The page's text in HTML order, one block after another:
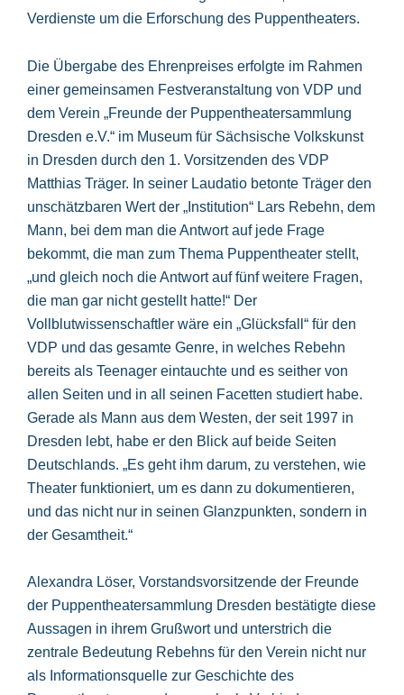
Verdienste um die Erforschung des Puppentheaters.
Die Übergabe des Ehrenpreises erfolgte im Rahmen
einer gemeinsamen Festveranstaltung von VDP und
dem Verein „Freunde der Puppentheatersammlung
Dresden e.V.“ im Museum für Sächsische Volkskunst
in Dresden durch den 1. Vorsitzenden des VDP
Matthias Träger. In seiner Laudatio betonte Träger den
unschätzbaren Wert der „Institution“ Lars Rebehn, dem
Mann, bei dem man die Antwort auf jede Frage
bekommt, die man zum Thema Puppentheater stellt,
„und gleich noch die Antwort auf fünf weitere Fragen,
die man gar nicht gestellt hatte!“ Der
Vollblutwissenschaftler wäre ein „Glücksfall“ für den
VDP und das gesamte Genre, in welches Rebehn
bereits als Teenager eintauchte und es seither von
allen Seiten und in all seinen Facetten studiert habe.
Gerade als Mann aus dem Westen, der seit 1997 in
Dresden lebt, habe er den Blick auf beide Seiten
Deutschlands. „Es geht ihm darum, zu verstehen, wie
Theater funktioniert, um es dann zu dokumentieren,
und das nicht nur in seinen Glanzpunkten, sondern in
der Gesamtheit.“
Alexandra Löser, Vorstandsvorsitzende der Freunde
der Puppentheatersammlung Dresden bestätigte diese
Aussagen in ihrem Grußwort und unterstrich die
zentrale Bedeutung Rebehns für den Verein nicht nur
als Informationsquelle zur Geschichte des